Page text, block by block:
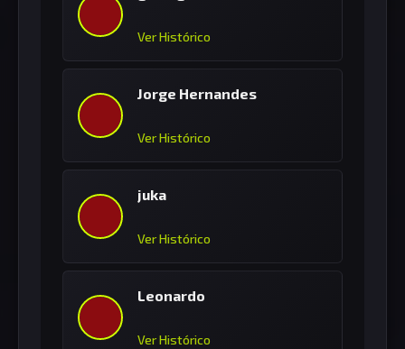
Ver Histórico
Jorge Hernandes
Ver Histórico
juka
Ver Histórico
Leonardo
Ver Histórico